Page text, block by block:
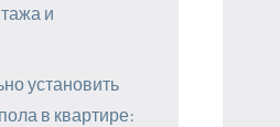
и
установить
в квартире: